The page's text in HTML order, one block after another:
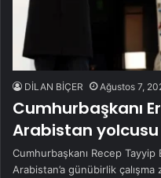
DİLAN BİÇER Ağustos 7,
Cumhurbaşkanı
Arabistan yolcusu
Cumhurbaşkanı Recep
Arabistan’a günübirlik